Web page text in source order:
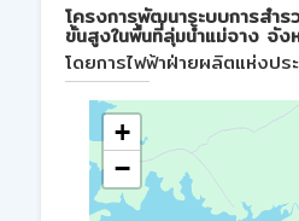
โครงการพัฒนาระบบการสำ
ขั้นสูงในพื้นที่ลุ่มน้ำแม่จาง จัง
โดยการไฟฟ้าฝ่ายผลิตแห่งปร
+
−